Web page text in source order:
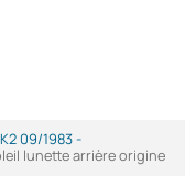
09/1983 -
lunette arrière origine